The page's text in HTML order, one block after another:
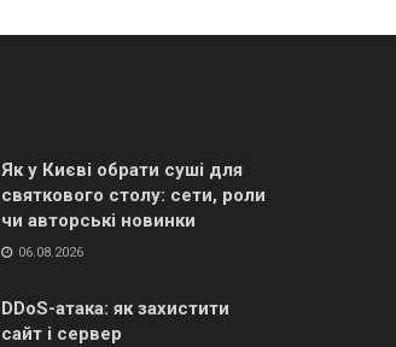
Як у Києві обрати суші для
святкового столу: сети, роли
чи авторські новинки
06.08.2026
DDoS-атака: як захистити
сайт і сервер